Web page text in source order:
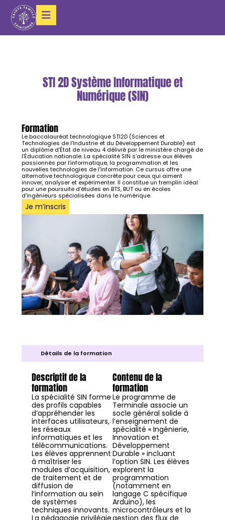
STI 2D Système Informatique et
Numérique (SIN)
Formation
Le baccalauréat technologique STI2D (Sciences et
Technologies de l’Industrie et du Développement Durable) est
un diplôme d’État de niveau 4 délivré par le ministère chargé de
l’Éducation nationale. La spécialité SIN s’adresse aux élèves
passionnés par l’informatique, la programmation et les
nouvelles technologies de l’information. Ce cursus offre une
alternative technologique concrète pour ceux qui aiment
innover, analyser et expérimenter. Il constitue un tremplin idéal
pour une poursuite d’études en BTS, BUT ou en écoles
d’ingénieurs spécialisées dans le numérique.
Je m’inscris
Détails de la formation
Descriptif de la
formation
La spécialité SIN forme
des profils capables
d’appréhender les
interfaces utilisateurs,
les réseaux
informatiques et les
télécommunications.
Les élèves apprennent
à maîtriser les
modules d’acquisition,
de traitement et de
diffusion de
l’information au sein
de systèmes
techniques innovants.
La pédagogie privilégie
Contenu de la
formation
Le programme de
Terminale associe un
socle général solide à
l’enseignement de
spécialité « Ingénierie,
Innovation et
Développement
Durable » incluant
l’option SIN. Les élèves
explorent la
programmation
(notamment en
langage C spécifique
Arduino), les
microcontrôleurs et la
gestion des flux de